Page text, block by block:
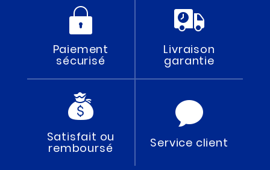
Paiement
sécurisé
Livraison
garantie
Satisfait ou
remboursé Service client